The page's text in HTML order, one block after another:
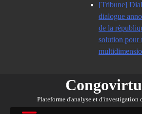
[Tribune]
dialogue
de la
solution pour
Plateforme d'analyse et d'investigation